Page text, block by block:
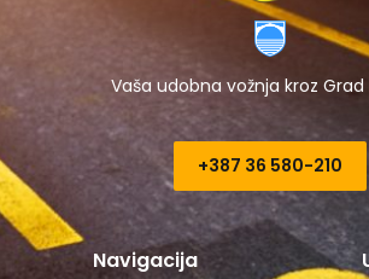
Vaša udobna vožnja kroz Grad
+387 36 580-210​
Navigacija